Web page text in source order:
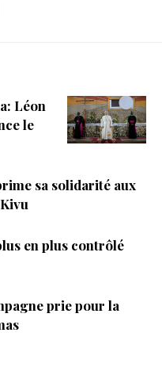
Léon
le
sa solidarité aux
en plus contrôlé
prie pour la